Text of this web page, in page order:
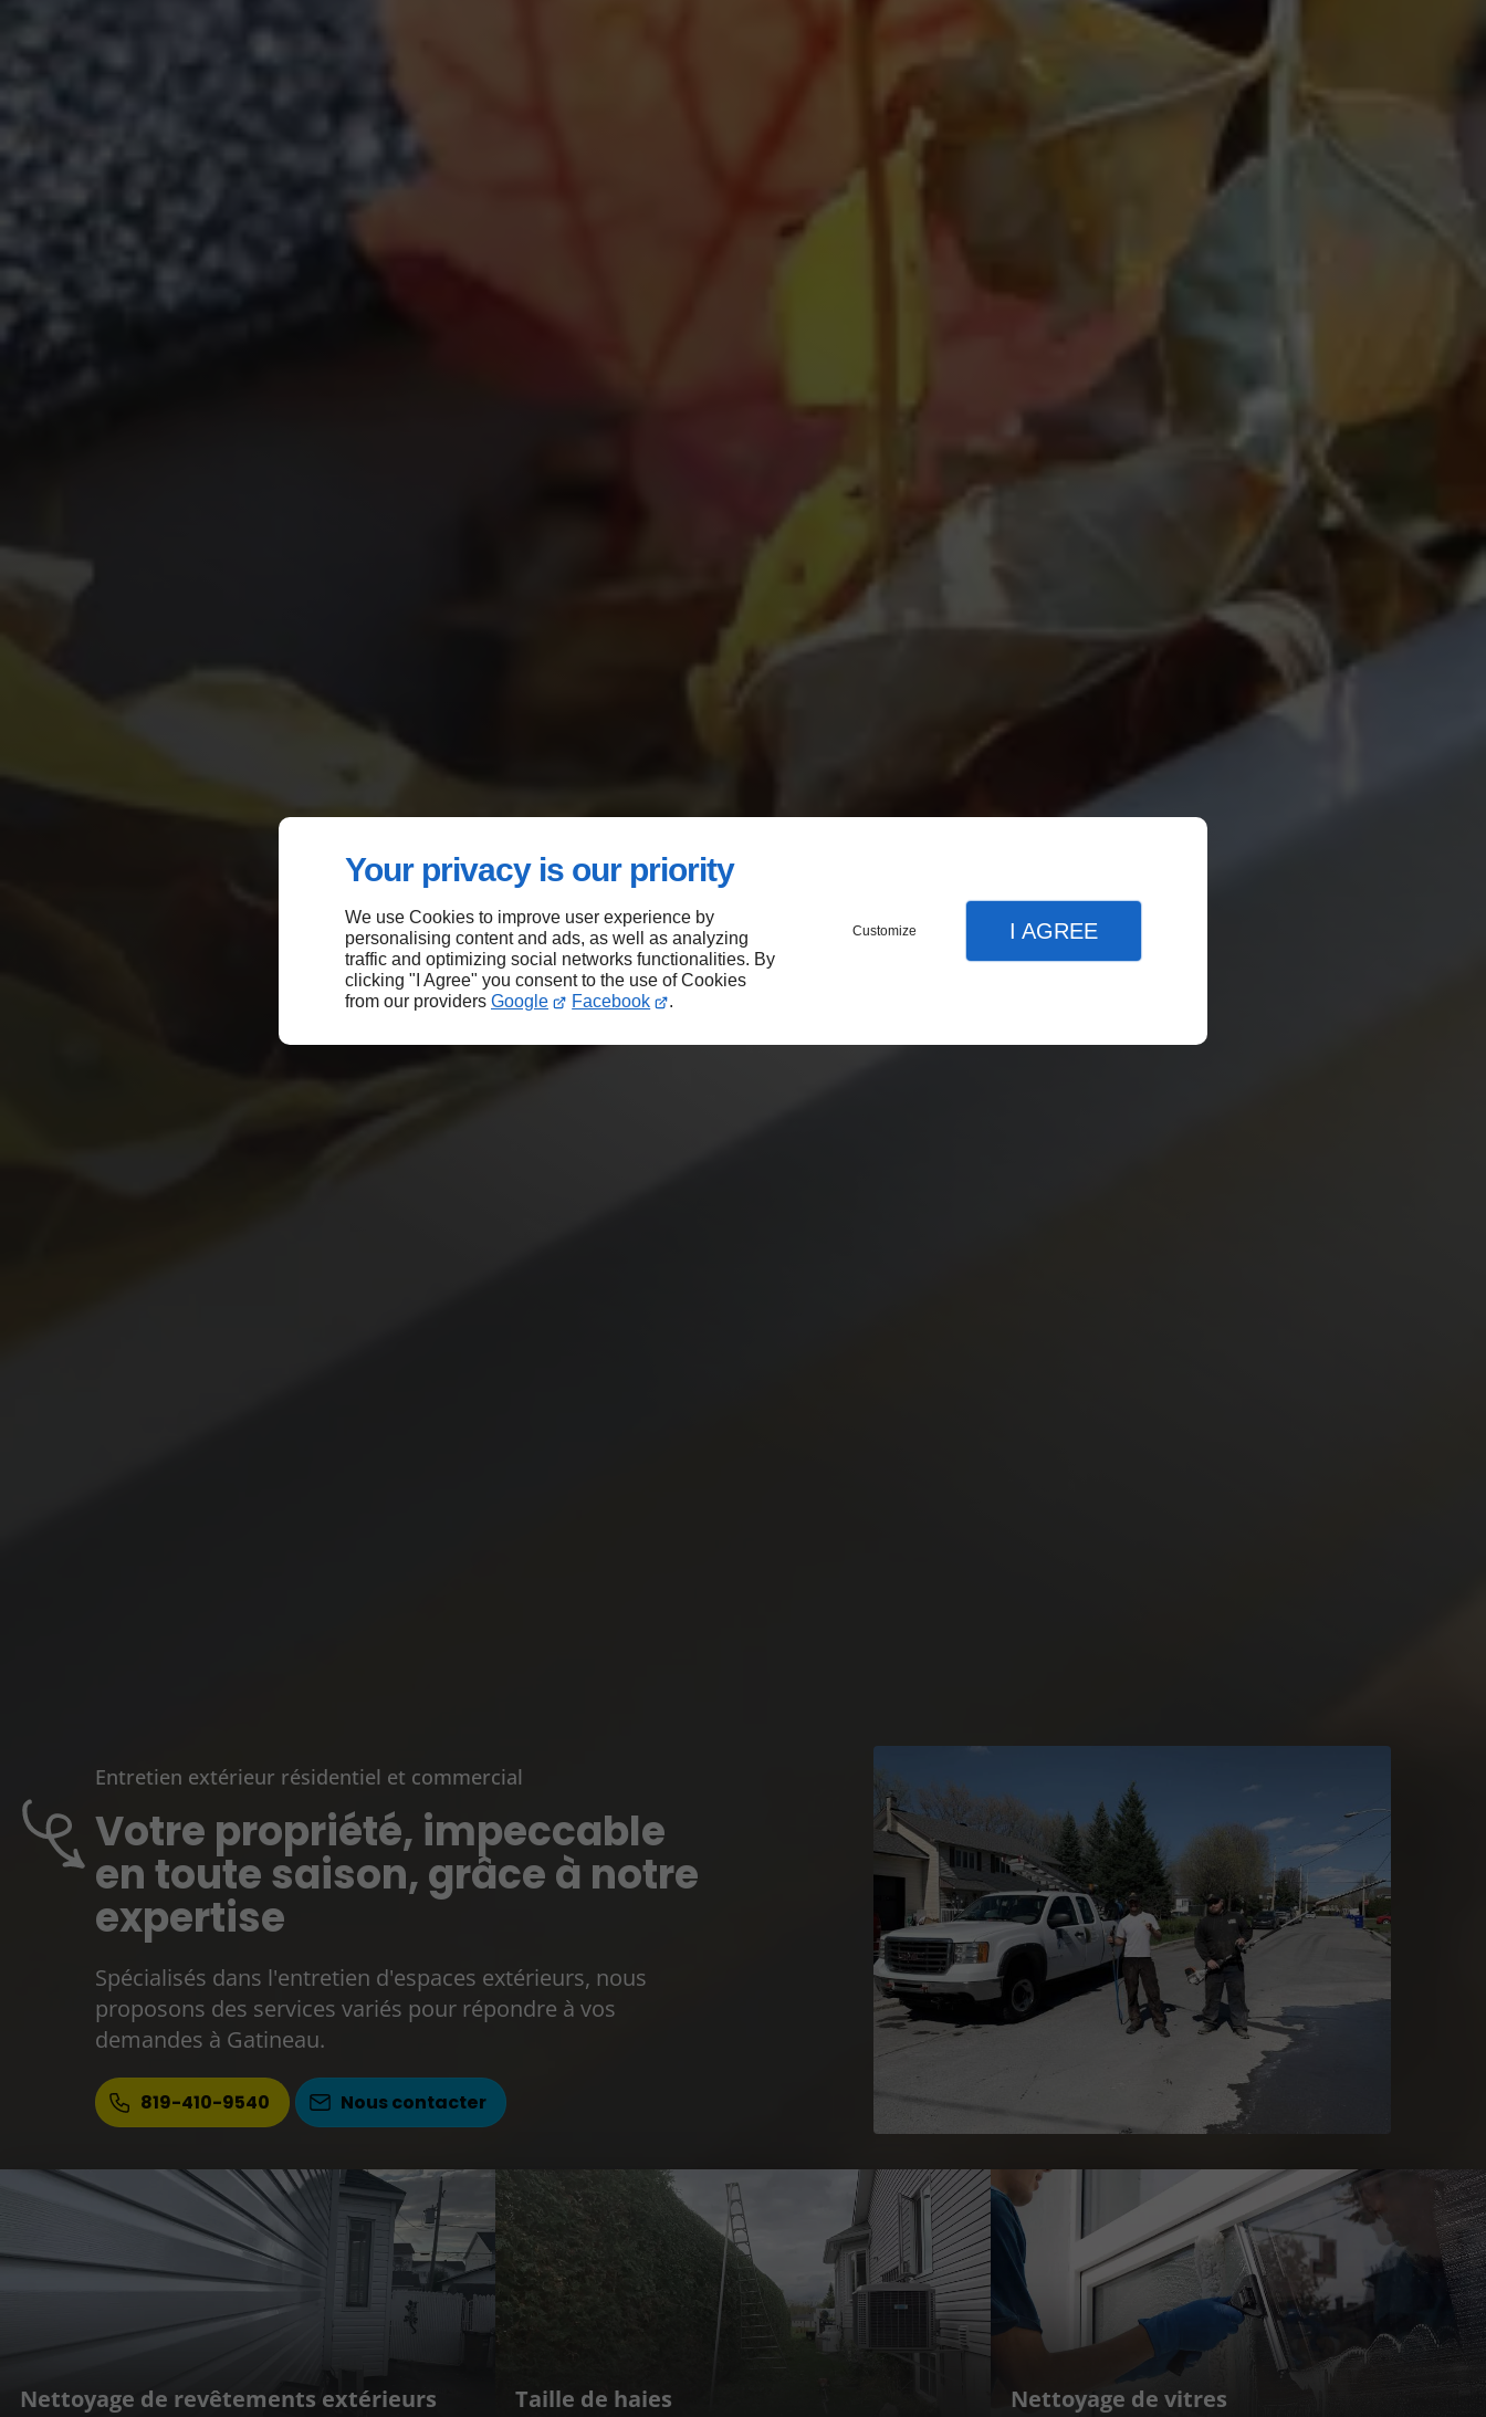
Your privacy is our priority
We use Cookies to improve user experience by
personalising content and ads, as well as analyzing
traffic and optimizing social networks functionalities. By
clicking "I Agree" you consent to the use of Cookies
from our providers Google Facebook .
Customize I AGREE
Entretien extérieur résidentiel et commercial
Votre propriété, impeccable
en toute saison, grâce à notre
expertise
Spécialisés dans l'entretien d'espaces extérieurs, nous
proposons des services variés pour répondre à vos
demandes à Gatineau.
819-410-9540 Nous contacter
Nettoyage de revêtements extérieurs Taille de haies Nettoyage de vitres